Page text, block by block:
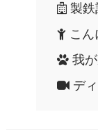
製
こ
我
デ